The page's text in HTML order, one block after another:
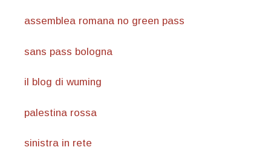
assemblea romana no green pass
sans pass bologna
il blog di wuming
palestina rossa
sinistra in rete